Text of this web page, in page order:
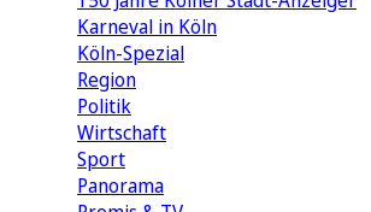
Karneval in Köln
Köln-Spezial
Region
Politik
Wirtschaft
Sport
Panorama